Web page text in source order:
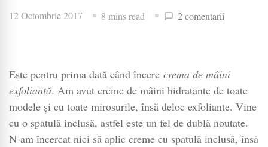
12 Octombrie 2017 8 mins read 2 comentarii
exfoliantă
Hand
Este pentru prima dată când încerc crema de mâini
exfoliantă. Am avut creme de mâini hidratante de toate
modele și cu toate mirosurile, însă deloc exfoliante. Vine
cu o spatulă inclusă, astfel este un fel de dublă noutate.
N-am încercat nici să aplic creme cu spatulă inclusă, însă